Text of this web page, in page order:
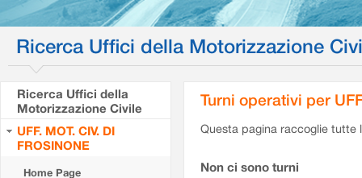
Ricerca Uffici della Motorizzazione
Ricerca Uffici della
Motorizzazione Civile
UFF. MOT. CIV. DI
FROSINONE
Home Page
Turni operativi per
Questa pagina raccoglie tutte
Non ci sono turni